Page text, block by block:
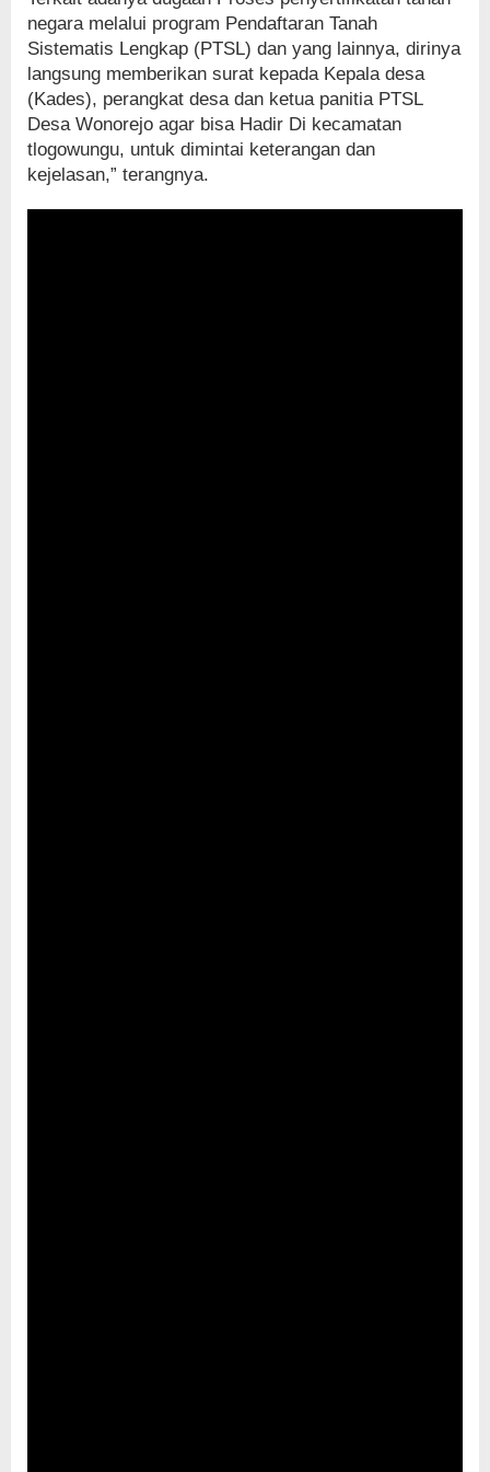
negara melalui program Pendaftaran Tanah
Sistematis Lengkap (PTSL) dan yang lainnya, dirinya
langsung memberikan surat kepada Kepala desa
(Kades), perangkat desa dan ketua panitia PTSL
Desa Wonorejo agar bisa Hadir Di kecamatan
tlogowungu, untuk dimintai keterangan dan
kejelasan,” terangnya.